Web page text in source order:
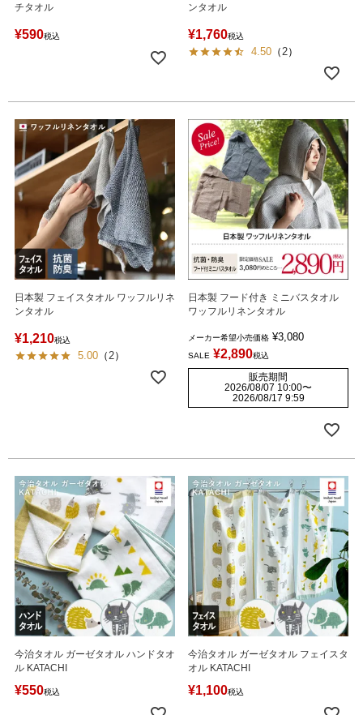
チタオル
¥590税込
ンタオル
¥1,760税込
4.50 （ 2）
日本製 フェイスタオル ワッフルリネ
ンタオル
¥1,210税込
5.00 （ 2）
日本製 フード付き ミニバスタオル
ワッフルリネンタオル
メーカー希望小売価格 ¥3,080
SALE ¥2,890税込
販売期間
2026/08/07 10:00〜
2026/08/17 9:59
今治タオル ガーゼタオル ハンドタオ
ル KATACHI
¥550税込
今治タオル ガーゼタオル フェイスタ
オル KATACHI
¥1,100税込